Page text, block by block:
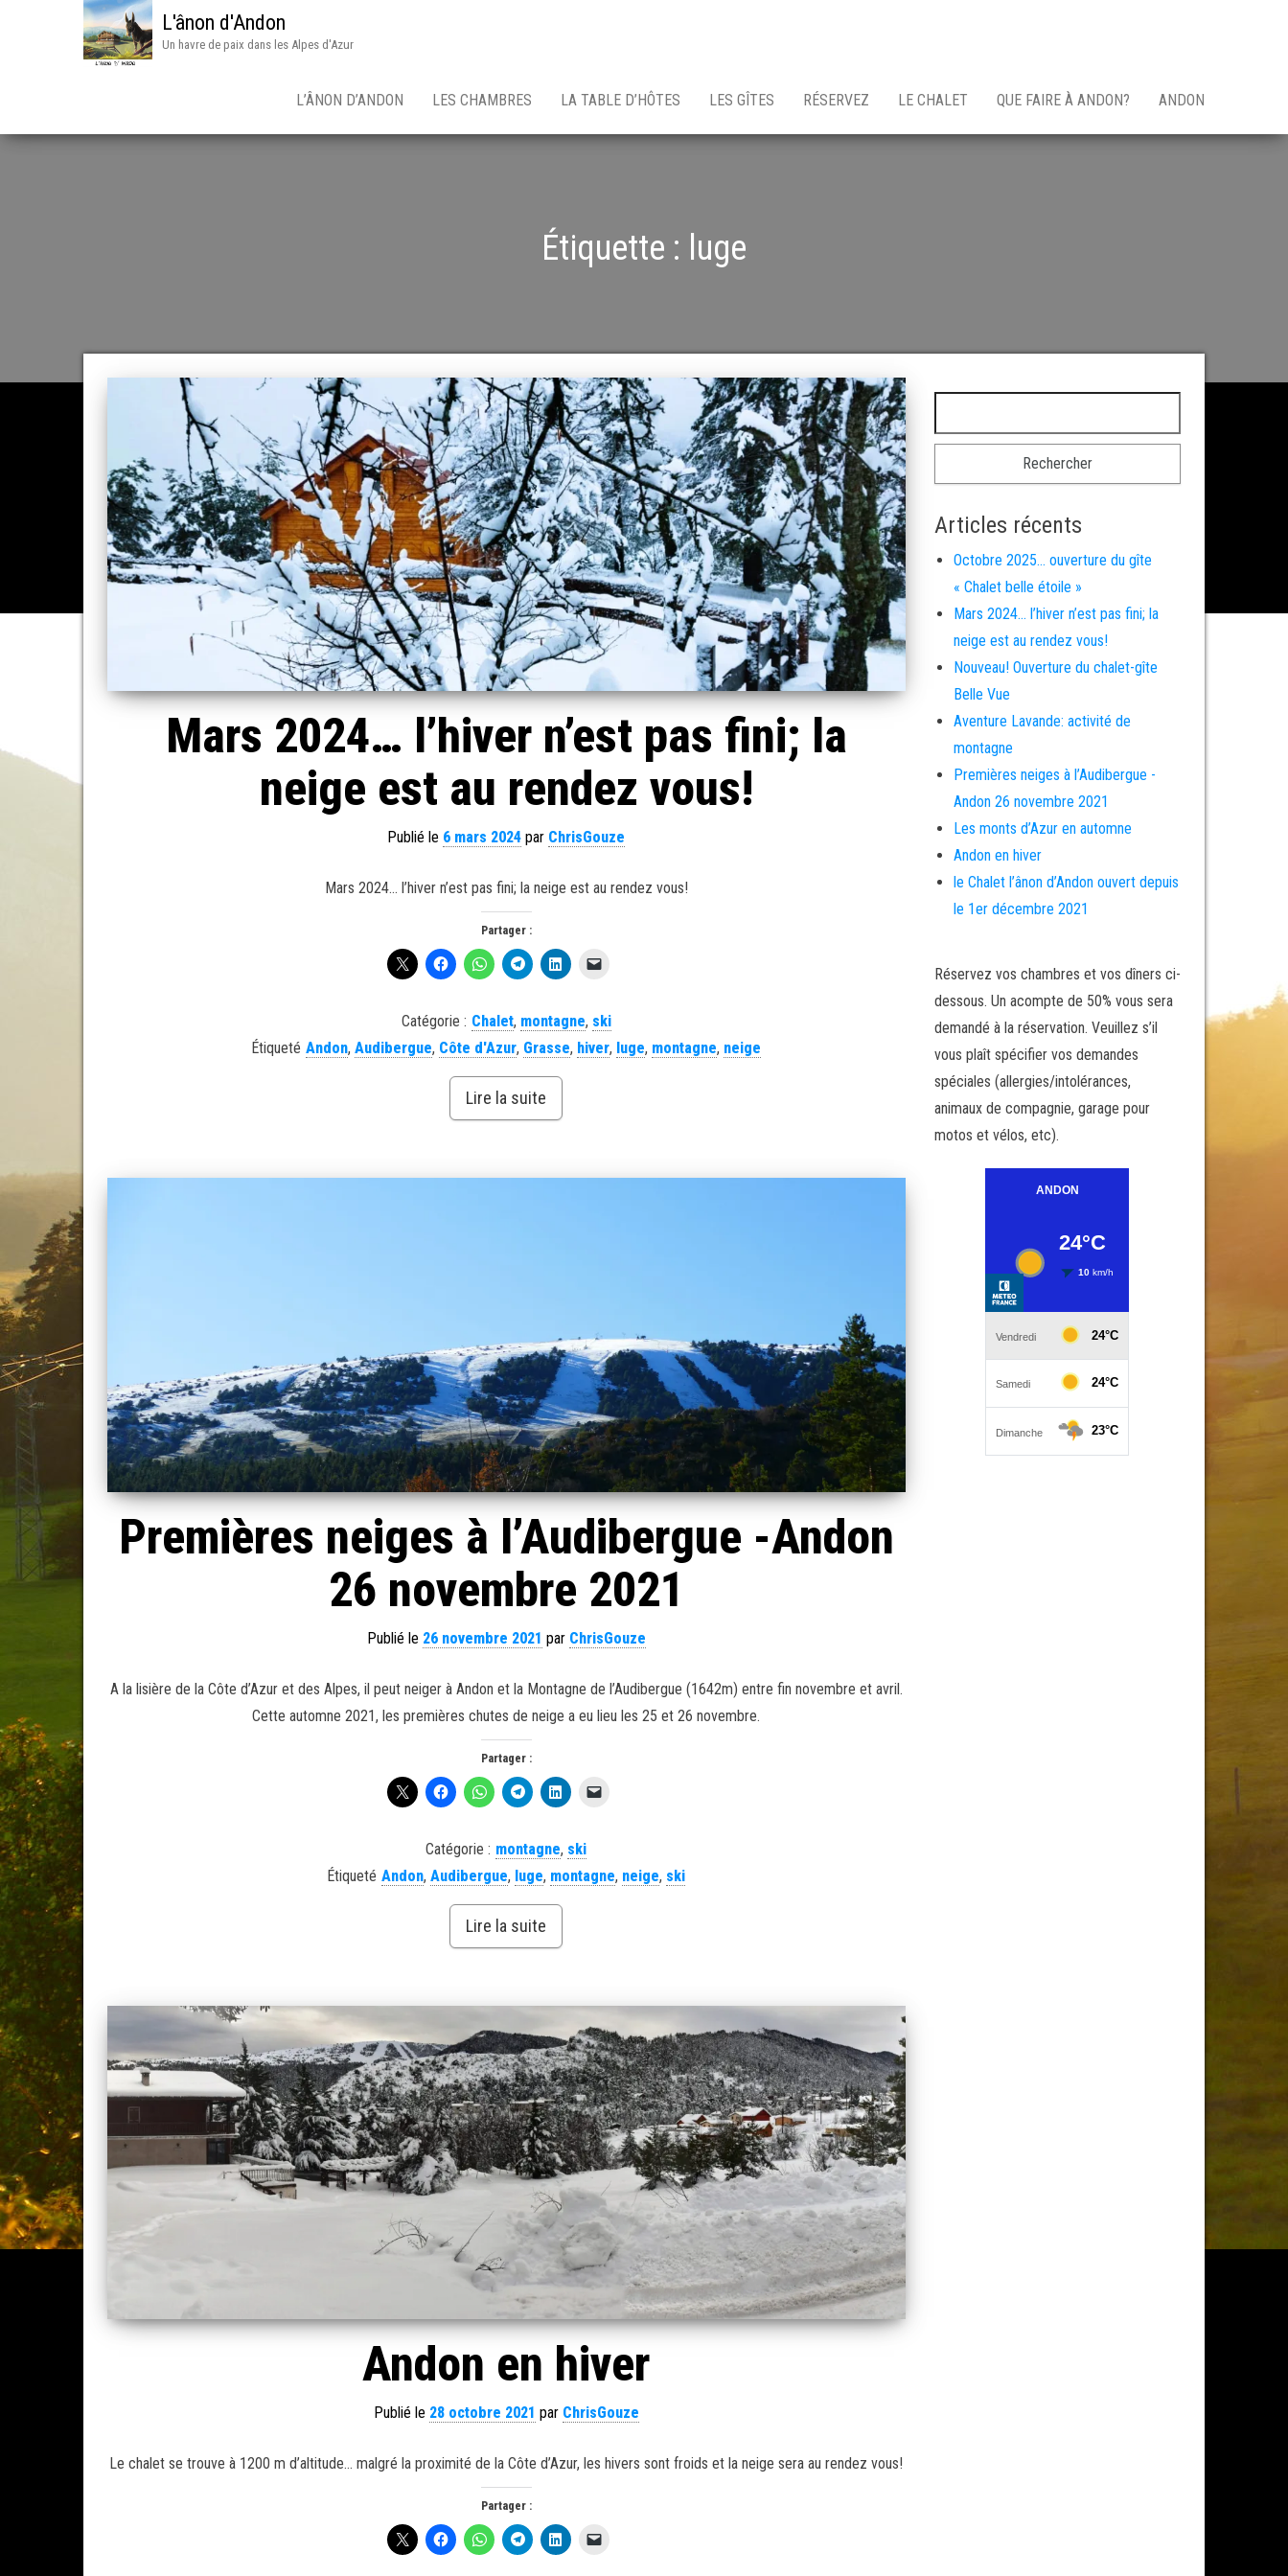
L'ânon d'Andon
Un havre de paix dans les Alpes d'Azur
L’ÂNON D’ANDON LES CHAMBRES LA TABLE D’HÔTES LES GÎTES RÉSERVEZ LE CHALET QUE FAIRE À ANDON? ANDON
Étiquette : luge
Mars 2024… l’hiver n’est pas fini; la
neige est au rendez vous!
Publié le 6 mars 2024 par ChrisGouze
Mars 2024… l’hiver n’est pas fini; la neige est au rendez vous!
Partager :
Catégorie : Chalet, montagne, ski
Étiqueté Andon,Audibergue, Côte d'Azur, Grasse, hiver, luge, montagne, neige
Lire la suite
Premières neiges à l’Audibergue -Andon
26 novembre 2021
Publié le 26 novembre 2021 par ChrisGouze
A la lisière de la Côte d’Azur et des Alpes, il peut neiger à Andon et la Montagne de l’Audibergue (1642m) entre fin novembre et avril.
Cette automne 2021, les premières chutes de neige a eu lieu les 25 et 26 novembre.
Partager :
Catégorie : montagne, ski
Étiqueté Andon,Audibergue, luge, montagne, neige, ski
Lire la suite
Andon en hiver
Publié le 28 octobre 2021 par ChrisGouze
Le chalet se trouve à 1200 m d’altitude… malgré la proximité de la Côte d’Azur, les hivers sont froids et la neige sera au rendez vous!
Partager :
Articles récents
Octobre 2025… ouverture du gîte
« Chalet belle étoile »
Mars 2024… l’hiver n’est pas fini; la
neige est au rendez vous!
Nouveau! Ouverture du chalet-gîte
Belle Vue
Aventure Lavande: activité de
montagne
Premières neiges à l’Audibergue -
Andon 26 novembre 2021
Les monts d’Azur en automne
Andon en hiver
le Chalet l’ânon d’Andon ouvert depuis
le 1er décembre 2021
Réservez vos chambres et vos dîners ci-
dessous. Un acompte de 50% vous sera
demandé à la réservation. Veuillez s’il
vous plaît spécifier vos demandes
spéciales (allergies/intolérances,
animaux de compagnie, garage pour
motos et vélos, etc).